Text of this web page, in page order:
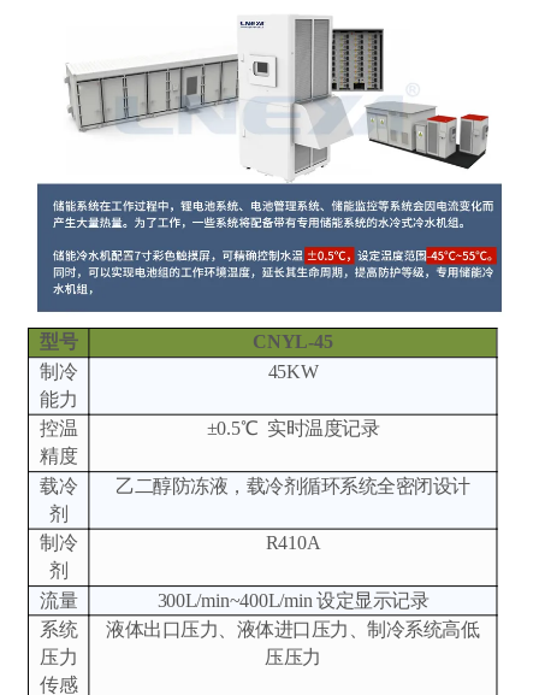
型号
CNYL-45
制冷
能力
45KW
控温
精度
±0.5℃ 实时温度记录
载冷
剂
乙二醇防冻液，载冷剂循环系统全密闭设计
制冷
剂
R410A
流量
300L/min~400L/min 设定显示记录
系统
压力
传感
液体出口压力、液体进口压力、制冷系统高低
压压力